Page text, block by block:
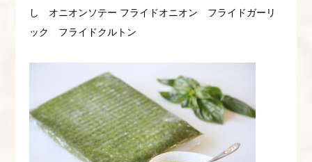
し オニオンソテー フライドオニオン フライドガーリ
ック フライドクルトン